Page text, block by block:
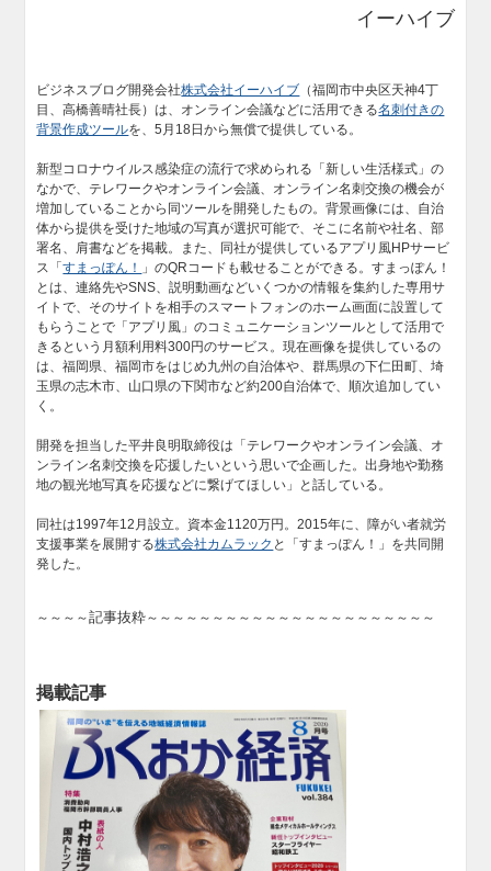
イーハイブ
ビジネスブログ開発会社株式会社イーハイブ （福岡市中央区天神4丁
目、高橋善晴社長）は、オンライン会議などに活用できる名刺付きの
背景作成ツールを、5月18日から無償で提供している。
新型コロナウイルス感染症の流行で求められる「新しい生活様式」の
なかで、テレワークやオンライン会議、オンライン名刺交換の機会が
増加していることから同ツールを開発したもの。背景画像には、自治
体から提供を受けた地域の写真が選択可能で、そこに名前や社名、部
署名、肩書などを掲載。また、同社が提供しているアプリ風HPサービ
ス「すまっぽん！
」のQRコードも載せることができる。すまっぽん！
とは、連絡先やSNS、説明動画などいくつかの情報を集約した専用サ
イトで、そのサイトを相手のスマートフォンのホーム画面に設置して
もらうことで「アプリ風」のコミュニケーションツールとして活用で
きるという月額利用料300円のサービス。現在画像を提供しているの
は、福岡県、福岡市をはじめ九州の自治体や、群馬県の下仁田町、埼
玉県の志木市、山口県の下関市など約200自治体で、順次追加してい
く。
開発を担当した平井良明取締役は「テレワークやオンライン会議、オ
ンライン名刺交換を応援したいという思いで企画した。出身地や勤務
地の観光地写真を応援などに繋げてほしい」と話している。
同社は1997年12月設立。資本金1120万円。2015年に、障がい者就労
支援事業を展開する株式会社カムラック と「すまっぽん！」を共同開
発した。
～～～～記事抜粋～～～～～～～～～～～～～～～～～～～～～～
掲載記事